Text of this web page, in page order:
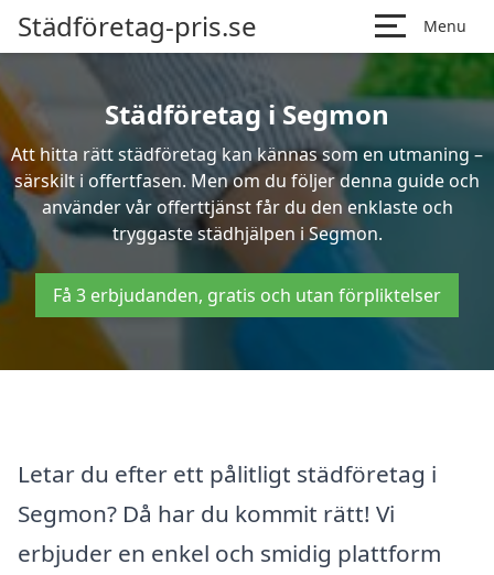
Städföretag-pris.se Menu
Städföretag i Segmon
Att hitta rätt städföretag kan kännas som en utmaning –
särskilt i offertfasen. Men om du följer denna guide och
använder vår offerttjänst får du den enklaste och
tryggaste städhjälpen i Segmon.
Få 3 erbjudanden, gratis och utan förpliktelser
Letar du efter ett pålitligt städföretag i
Segmon? Då har du kommit rätt! Vi
erbjuder en enkel och smidig plattform